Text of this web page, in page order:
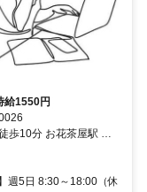
給1550円
歩10分 お花茶屋駅 徒
週5日 8:30～18:00（休